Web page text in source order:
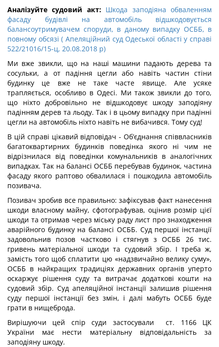
Аналізуйте судовий акт: Шкода заподіяна обваленням
фасаду будівлі на автомобіль відшкодовується
балансоутримувачем споруди, в даному випадку ОСББ, в
повному обсязі ( Апеляційний суд Одеської області у справі
522/21016/15-ц, 20.08.2018 р)
Ми вже звикли, що на наші машини падають дерева та
сосульки, а от падіння цегли або навіть частин стіни
будинку це вже не таке часте явище. Але усяке
трапляється, особливо в Одесі. Ми також звикли до того,
що ніхто добровільно не відшкодовує шкоду заподіяну
падінням дерев та льоду. Так і в цьому випадку при падінні
цегли на автомобіль ніхто навіть не вибачився. Тому суд!
В цій справі цікавий відповідач - Об’єднання співвласників
багатоквартирних будинків поведінка якого ні чим не
відрізнилася від поведінки комунальників в аналогічних
випадках. Так на балансі ОСББ перебував будинок, частина
фасаду якого раптово обвалилася і пошкодила автомобіль
позивача.
Позивач зробив все правильно: зафіксував факт нанесення
шкоди власному майну, сфотографував, оцінив розмір цієї
шкоди та отримав через міську раду лист про знаходження
аварійного будинку на балансі ОСББ. Суд першої інстанції
задовольнив позов частково і стягнув з ОСББ 26 тис.
гривень матеріальної шкоди та судовий збір. І треба ж,
замість того щоб сплатити цю «надзвичайно велику суму»,
ОСББ в найкращих традиціях державних органів уперто
оскаржує рішення суду та витрачає додаткові кошти на
судовий збір. Суд апеляційної інстанції залишив рішення
суду першої інстанції без змін, і далі мабуть ОСББ буде
грати в нищеброда.
Вирішуючи цей спір суди застосували ст. 1166 ЦК
України має нести матеріальну відповідальність за
заподіяну шкоду.